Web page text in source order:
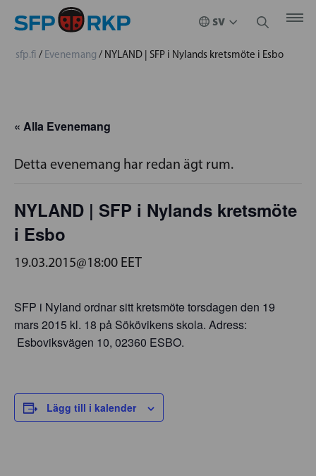
sfp.fi / Evenemang / NYLAND | SFP i Nylands kretsmöte i Esbo
« Alla Evenemang
Detta evenemang har redan ägt rum.
NYLAND | SFP i Nylands kretsmöte
i Esbo
19.03.2015@18:00 EET
SFP i Nyland ordnar sitt kretsmöte torsdagen den 19
mars 2015 kl. 18 på Sökövikens skola. Adress:
Esboviksvägen 10, 02360 ESBO.
Lägg till i kalender